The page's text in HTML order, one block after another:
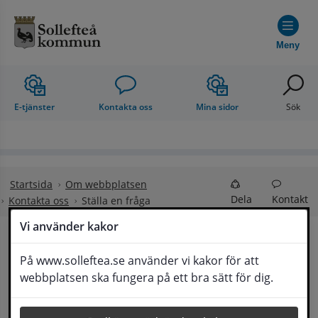
Vi använder kakor
På www.solleftea.se använder vi kakor för att
webbplatsen ska fungera på ett bra sätt för dig.
Meny
E-tjänster Kontakta oss Mina sidor Sök
Startsida
Om webbplatsen
Kontakta oss
Ställa en fråga Dela Kontakt
Ställa en fråga
Om din fråga är omfattande kan det bli aktuellt